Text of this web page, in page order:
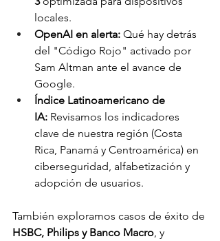
locales.
OpenAI en alerta: Qué hay detrás
del "Código Rojo" activado por
Sam Altman ante el avance de
Google.
Índice Latinoamericano de
IA: Revisamos los indicadores
clave de nuestra región (Costa
Rica, Panamá y Centroamérica) en
ciberseguridad, alfabetización y
adopción de usuarios.
También exploramos casos de éxito de
HSBC, Philips y Banco Macro, y